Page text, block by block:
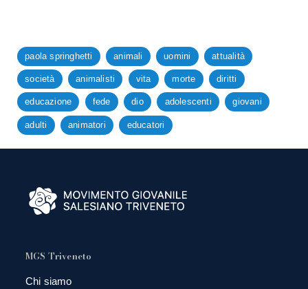
paola springhetti animali uomini attualità
società animalisti vita morte diritti
educazione fede dio adolescenti giovani
adulti animatori educatori
MGS Triveneto
Chi siamo